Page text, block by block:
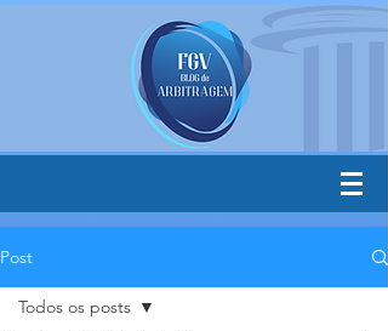
Post
Todos os posts